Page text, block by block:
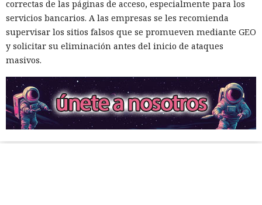
correctas de las páginas de acceso, especialmente para los
servicios bancarios. A las empresas se les recomienda
supervisar los sitios falsos que se promueven mediante GEO
y solicitar su eliminación antes del inicio de ataques
masivos.